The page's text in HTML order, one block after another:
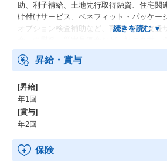
助、利子補給、土地先行取得融資、住宅関
け付けサービス、ベネフィット・パッケー
オプション検査補助など、育児・介護支援
金、確定拠出年金）、電気通信共済会(個
昇給・賞与
[昇給]
年1回
[賞与]
年2回
保険